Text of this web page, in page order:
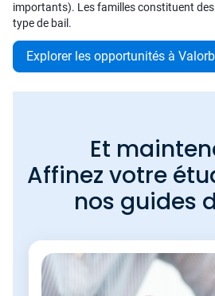
importants). Les familles constituent
type de bail.
Explorer les opportunités à
Et
Affinez votre
nos guides